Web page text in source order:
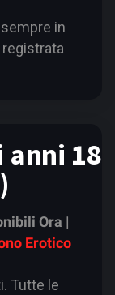
in
18
Ora |
Erotico
Tutte le